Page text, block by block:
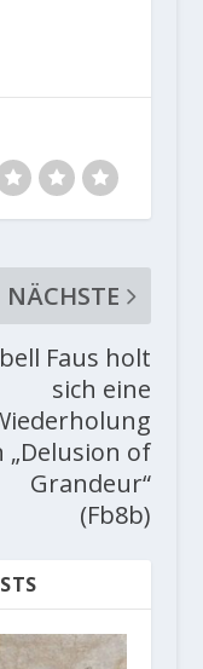
NÄCHSTE
Faus holt
sich eine
„Delusion of
Grandeur“
(Fb8b)